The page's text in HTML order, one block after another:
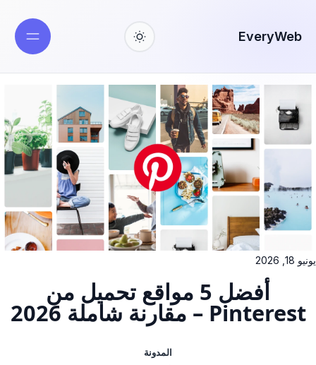
EveryWeb
يونيو 18, 2026
أفضل 5 مواقع تحميل من
Pinterest – مقارنة شاملة 2026
المدونة